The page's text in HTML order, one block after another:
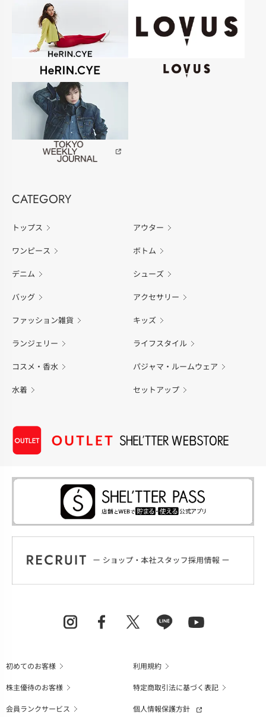
CATEGORY
トップス アウター
ワンピース ボトム
デニム シューズ
バッグ アクセサリー
ファッション雑貨 キッズ
ランジェリー ライフスタイル
コスメ・香水 パジャマ・ルームウェア
水着 セットアップ
初めてのお客様
利用規約
株主優待のお客様
特定商取引法に基づく表記
会員ランクサービス
個人情報保護方針